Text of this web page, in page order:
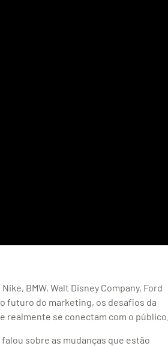
BMW, Walt Disney Company, Ford
futuro do marketing, os desafios da
se conectam com o público.
sobre as mudanças que estão